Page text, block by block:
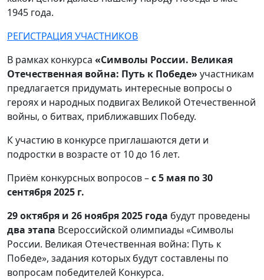
1945 года.
РЕГИСТРАЦИЯ УЧАСТНИКОВ
В рамках конкурса «Символы России. Великая
Отечественная война: Путь к Победе» участникам
предлагается придумать интересные вопросы о
героях и народных подвигах Великой Отечественной
войны, о битвах, приближавших Победу.
К участию в конкурсе приглашаются дети и
подростки в возрасте от 10 до 16 лет.
Приём конкурсных вопросов –с 5 мая по 30
сентября 2025 г.
29 октября и 26 ноября 2025 года будут проведены
два этапа Всероссийской олимпиады «Символы
России. Великая Отечественная война: Путь к
Победе», задания которых будут составлены по
вопросам победителей Конкурса.